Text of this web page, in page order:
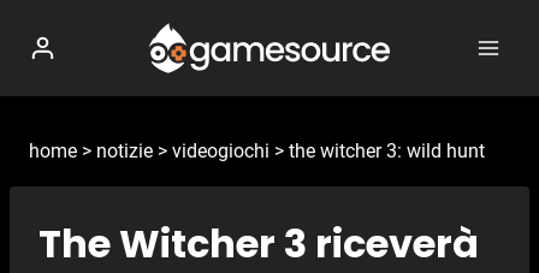
contenuto
home > notizie > videogiochi > the witcher 3: wild hunt
The Witcher 3 riceverà